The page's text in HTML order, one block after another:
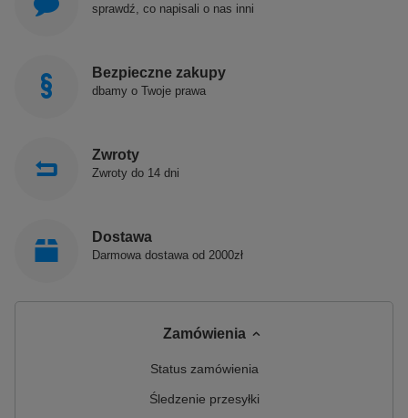
sprawdź, co napisali o nas inni
Bezpieczne zakupy
dbamy o Twoje prawa
Zwroty
Zwroty do 14 dni
Dostawa
Darmowa dostawa od 2000zł
Zamówienia
Status zamówienia
Śledzenie przesyłki